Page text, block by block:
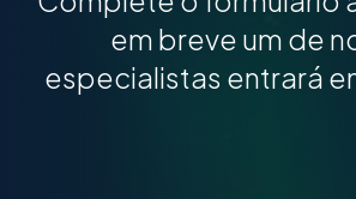
em breve um de
especialistas entrará